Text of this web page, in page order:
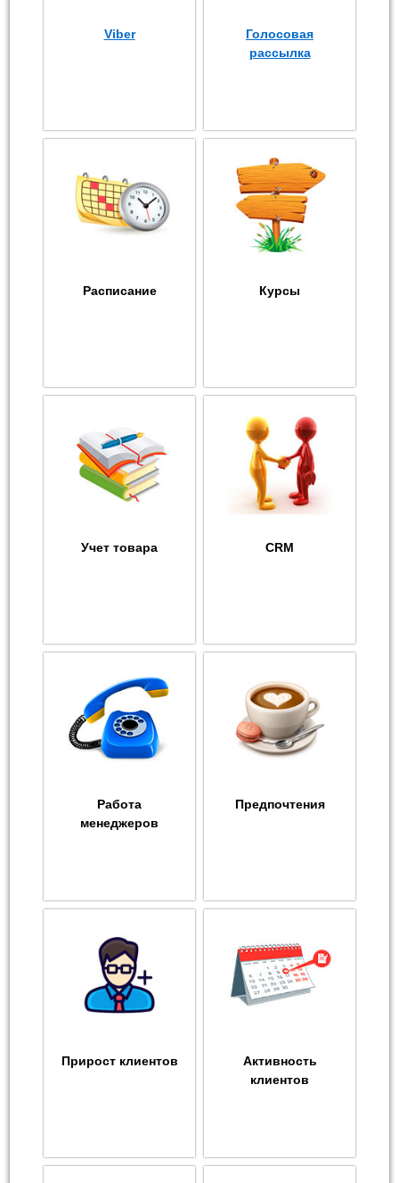
Viber
Голосовая
рассылка
Расписание Курсы
Учет товара CRM
Работа
менеджеров
Предпочтения
Прирост клиентов
Активность
клиентов